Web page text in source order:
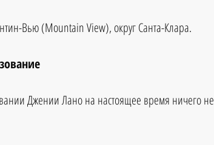
Вью (Mountain View), округ Санта-Клара.
Джении Лано на настоящее время ничего не